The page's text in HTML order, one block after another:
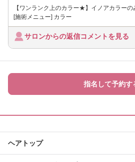
【ワンランク上のカラー★】イノアカラ
[施術メニュー] カラー
サロンからの返信コメントを見る
指名して予約す
ヘアトップ